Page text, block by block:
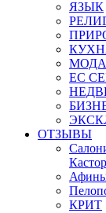
ЯЗЫК
МОДА
ЕС
ОТЗЫВЫ
КРИТ